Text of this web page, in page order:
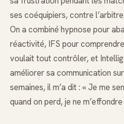
ses coéquipiers, contre
On a combiné hypnose pour
réactivité, IFS pour
voulait tout contrôler, et
améliorer sa communication
semaines, il m’a dit : « Je me
quand on perd, je ne m’effondre